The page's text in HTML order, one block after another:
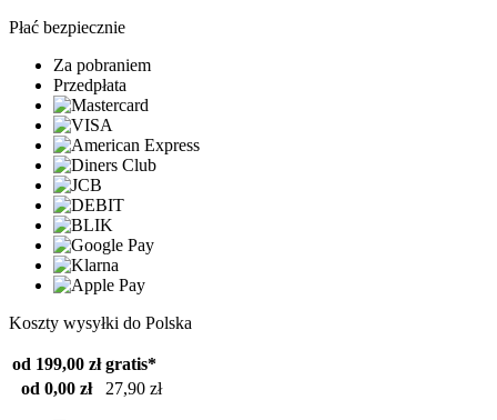
Płać bezpiecznie
Za pobraniem
Przedpłata
Koszty wysyłki do Polska
od 199,00 zł gratis*
od 0,00 zł
27,90 zł